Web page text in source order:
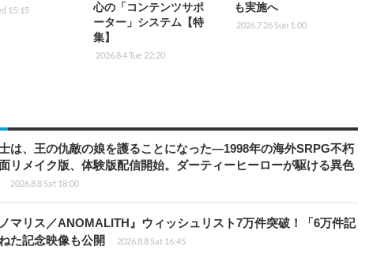
15:15
心の「コンテンツサポ
ーター」システム【特
集】
2026.8.4 Tue 22:20
も実施へ
2026.7.26 Sun 1:00
は、王の仇敵の娘を護ることになった―1998年の海外SRPG不朽
リメイク版、体験版配信開始。ダーティーヒーローが駆ける異色
2026.8.8 Sat 18:00
マリス／ANOMALITH』ウィッシュリスト7万件突破！「6万件記
た記念映像も公開
2026.8.8 Sat 16:45